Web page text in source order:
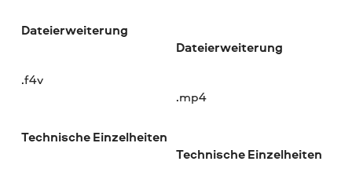
Dateierweiterung
.f4v
Technische Einzelheiten
Dateierweiterung
.mp4
Technische Einzelheiten